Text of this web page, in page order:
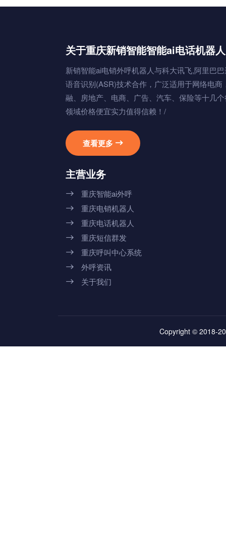
关于重庆新销智能智能ai电话机器人
新销智能ai电销外呼机器人与科大讯飞,阿里巴
语音识别(ASR)技术合作，广泛适用于网络电商
融、房地产、电商、广告、汽车、保险等十几
领域价格便宜实力值得信赖！/
查看更多 
主营业务
 重庆智能ai外呼
 重庆电销机器人
 重庆电话机器人
 重庆短信群发
 重庆呼叫中心系统
 外呼资讯
 关于我们
Copyright © 2018-